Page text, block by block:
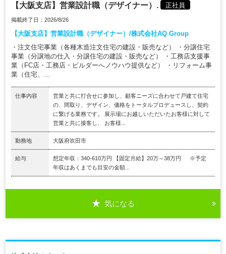
【大阪支店】営業設計職（デザイナー）. 正社員
掲載終了日：2026/8/26
【大阪支店】営業設計職（デザイナー）/株式会社AQ Group
・注文住宅事業（各種木造注文住宅の建設・販売など） ・分譲住宅
事業（分譲地の仕入・分譲住宅の建設・販売など） ・工務店支援事
業（FC店・工務店・ビルダーへノウハウ提供など） ・リフォーム事
業（住宅、...
仕事内容
営業と共に打合せに参加し、顧客ニーズに合わせて戸建て住宅
の、間取り、デザイン、価格をトータルプロデュースし、契約
に繋げる業務です。 展示場にお越しいただいたお客様に対して
営業と共に接客し、 お客様...
勤務地 大阪府吹田市
給与
想定年収：340-610万円 【固定月給】20万～38万円 ※予定
年収はあくまでも目安の金額...
気になる